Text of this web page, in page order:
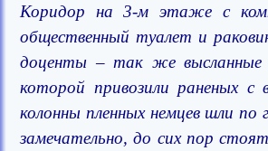
Коридор на 3-м этаже с
общественный туалет и
доценты – так же высланные
которой привозили раненых с
колонны пленных немцев шли
замечательно, до сих пор